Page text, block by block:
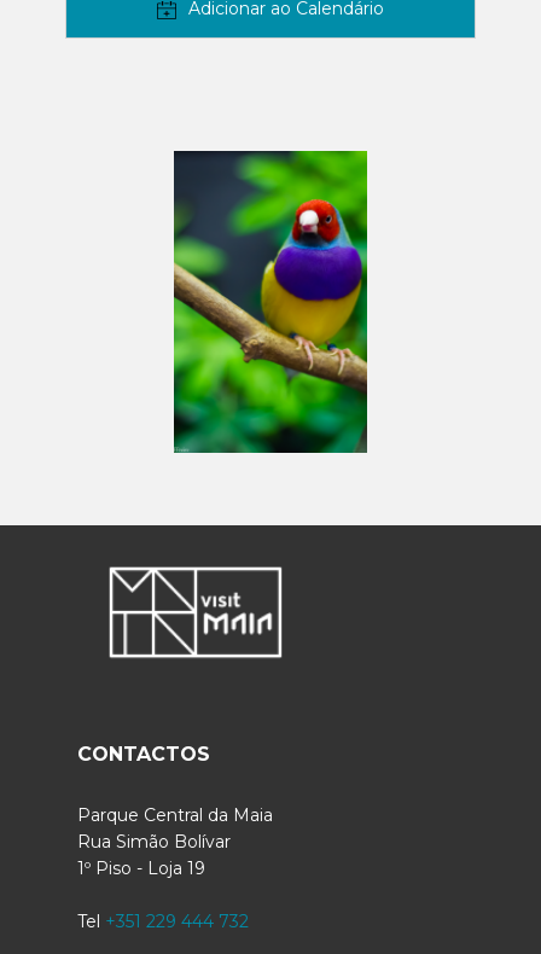
Adicionar ao Calendário
CONTACTOS
Parque Central da Maia
Rua Simão Bolívar
1º Piso - Loja 19
Tel +351 229 444 732